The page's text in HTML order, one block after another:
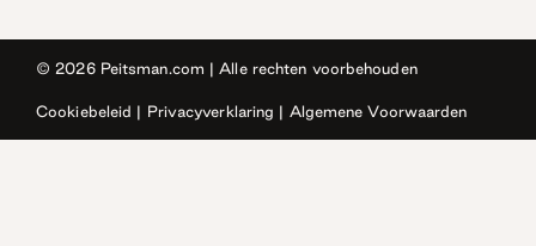
© 2026 Peitsman.com | Alle rechten voorbehouden
Cookiebeleid | Privacyverklaring | Algemene Voorwaarden